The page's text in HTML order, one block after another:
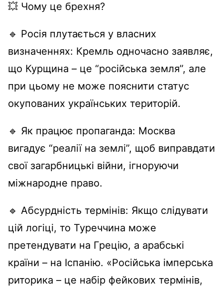
💥 Чому це брехня?
🔹 Росія плутається у власних
визначеннях: Кремль одночасно заявляє,
що Курщина – це “російська земля”, але
при цьому не може пояснити статус
окупованих українських територій.
🔹 Як працює пропаганда: Москва
вигадує “реалії на землі”, щоб виправдати
свої загарбницькі війни, ігноруючи
міжнародне право.
🔹 Абсурдність термінів: Якщо слідувати
цій логіці, то Туреччина може
претендувати на Грецію, а арабські
країни – на Іспанію. «Російська імперська
риторика – це набір фейкових термінів,